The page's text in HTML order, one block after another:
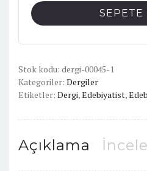
46
adet
SEPETE
Stok kodu: dergi-00045-1
Kategoriler: Dergiler
Etiketler: Dergi,Edebiyatist,
Açıklama